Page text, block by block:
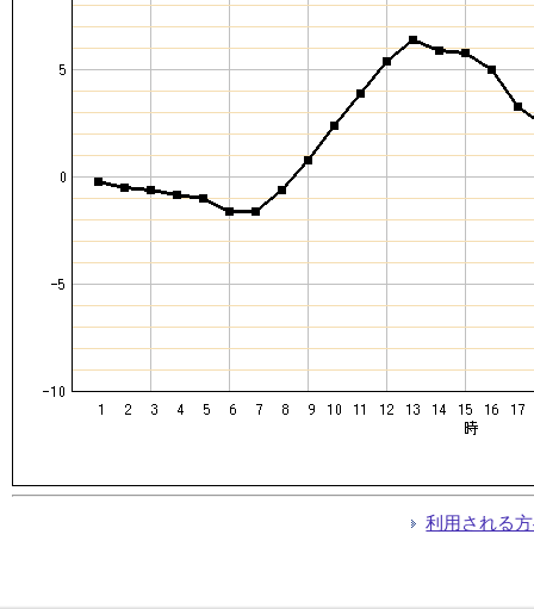
利用される